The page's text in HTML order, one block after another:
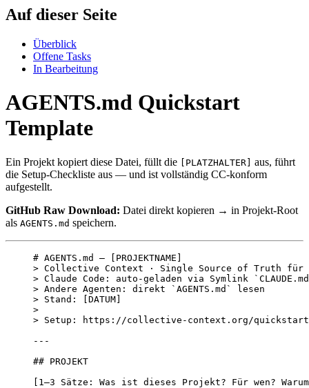
Auf dieser Seite
Überblick
Offene Tasks
In Bearbeitung
AGENTS.md Quickstart
Template
Ein Projekt kopiert diese Datei, füllt die [PLATZHALTER] aus, führt
die Setup-Checkliste aus — und ist vollständig CC-konform
aufgestellt.
GitHub Raw Download: Datei direkt kopieren → in Projekt-Root
als AGENTS.md speichern.
# AGENTS.md — [ PROJEKTNAME ]
> Collective Context · Single Source of Truth für
> Claude Code: auto-geladen via Symlink
> Andere Agenten: direkt
`AGENTS.md`
lesen
> Stand: [DATUM]
>
> Setup: https://collective-context.org/
---
## PROJEKT
[1–3 Sätze: Was ist dieses Projekt? Für wen?